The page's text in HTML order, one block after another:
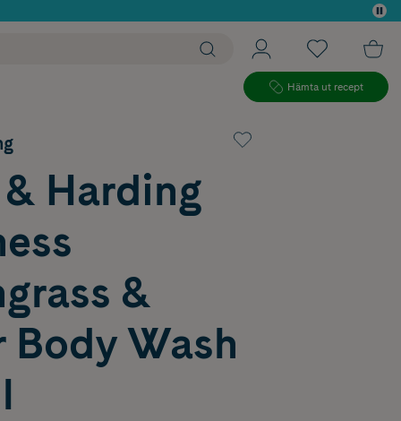
Hämta ut recept
Harding
&
Body Wash